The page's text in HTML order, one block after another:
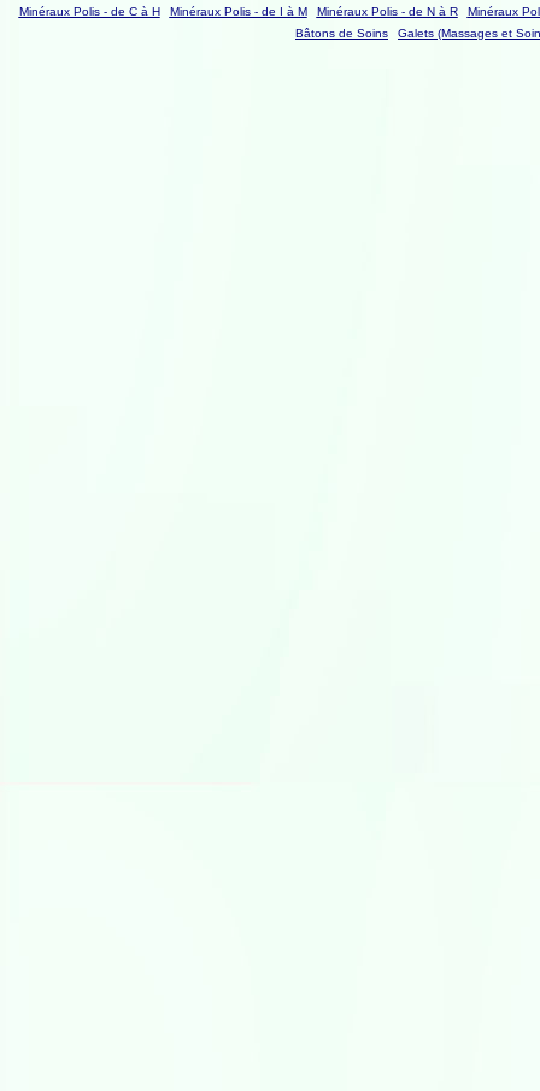
Minéraux Polis - de C à H
Minéraux Polis - de I à M Minéraux Polis - de N à R
Minéraux
Bâtons de Soins
Galets (Massages et